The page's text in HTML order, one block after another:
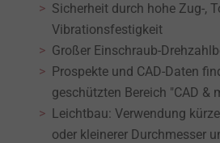
Sicherheit durch hohe Zug-,
Vibrationsfestigkeit
Großer Einschraub-
Prospekte und CAD-Daten
geschützten Bereich "CAD &
Leichtbau: Verwendung
oder kleinerer Durchmesser